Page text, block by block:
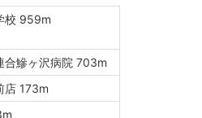
校 959m
合鰺ヶ沢病院 703m
店 173m